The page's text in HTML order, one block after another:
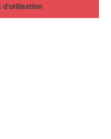
d'utilisation